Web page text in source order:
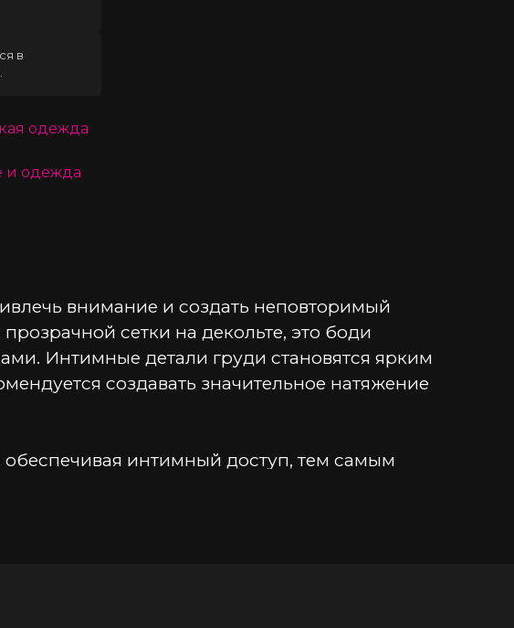
в
одежда
и одежда
внимание и создать неповторимый
сетки на декольте, это боди
Интимные детали груди становятся ярким
создавать значительное натяжение
интимный доступ, тем самым
и роковой образ, который притягивает
возможность с материалом Wetlook от Glossy: